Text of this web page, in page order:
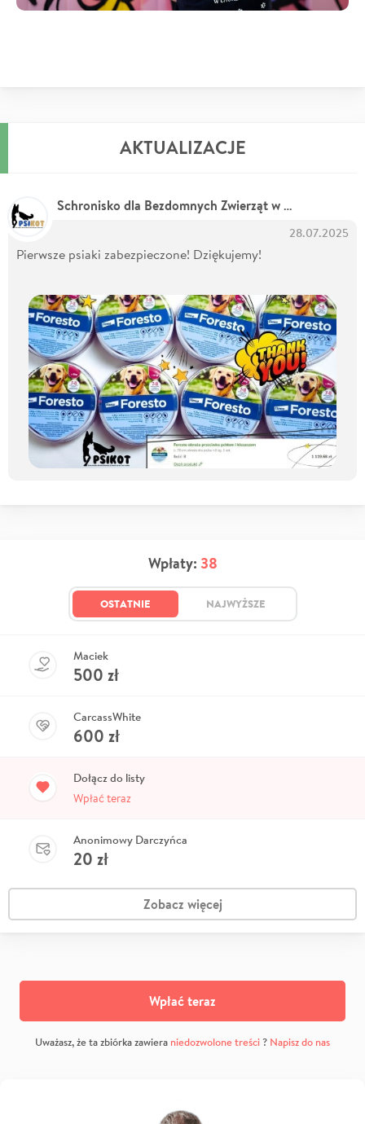
AKTUALIZACJE
Schronisko dla Bezdomnych Zwierząt w Chorzowie
28.07.2025
Pierwsze psiaki zabezpieczone! Dziękujemy!
Wpłaty: 38
OSTATNIE NAJWYŻSZE
Maciek
500 zł
CarcassWhite
600 zł
Dołącz do listy
Wpłać teraz
Anonimowy Darczyńca
20 zł
Zobacz więcej
Wpłać teraz
Uważasz, że ta zbiórka zawiera niedozwolone treści? Napisz do nas